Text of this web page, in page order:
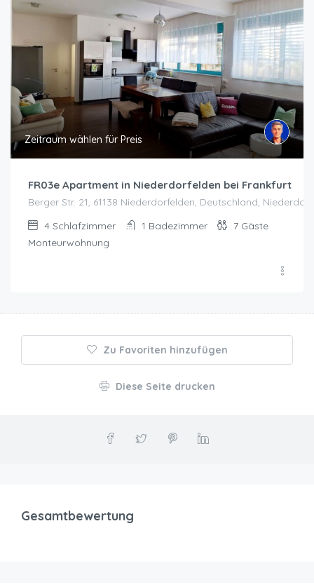
Zeitraum wählen für Preis
FR03e Apartment in Niederdorfelden bei Frankfurt
Berger Str. 21, 61138 Niederdorfelden, Deutschland,
4 Schlafzimmer 1 Badezimmer 7 Gäste
Monteurwohnung
Zu Favoriten hinzufügen
Diese Seite drucken
Gesamtbewertung